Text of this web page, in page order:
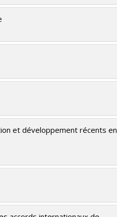
et développement récents en